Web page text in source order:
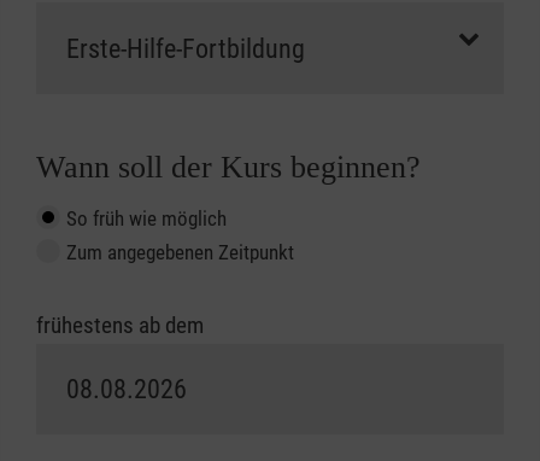
Wann soll der Kurs beginnen?
So früh wie möglich
Zum angegebenen Zeitpunkt
frühestens ab dem